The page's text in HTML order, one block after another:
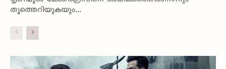
തൂത്തെറിയുകയും...